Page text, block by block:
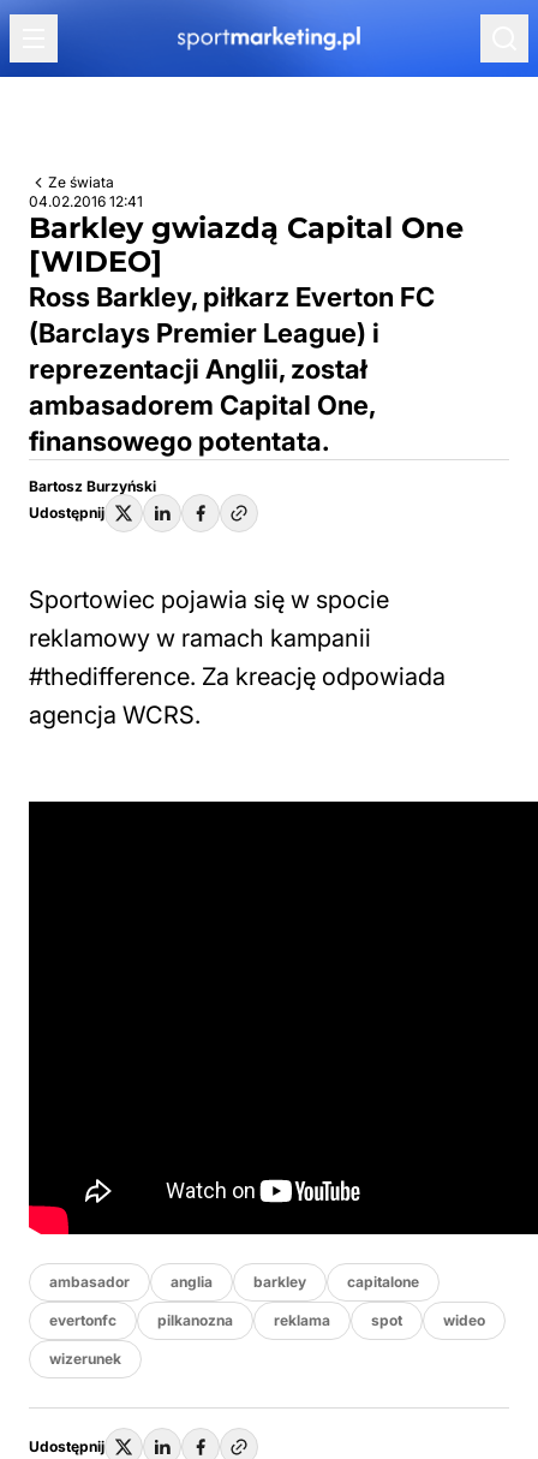
Przejdź do treści
Ze świata
04.02.2016 12:41
Barkley gwiazdą Capital One
[WIDEO]
Ross Barkley, piłkarz Everton FC
(Barclays Premier League) i
reprezentacji Anglii, został
ambasadorem Capital One,
finansowego potentata.
Bartosz Burzyński
Udostępnij
Sportowiec pojawia się w spocie
reklamowy w ramach kampanii
#thedifference. Za kreację odpowiada
agencja WCRS.
ambasador anglia barkley capitalone
evertonfc pilkanozna reklama spot wideo
wizerunek
Udostępnij